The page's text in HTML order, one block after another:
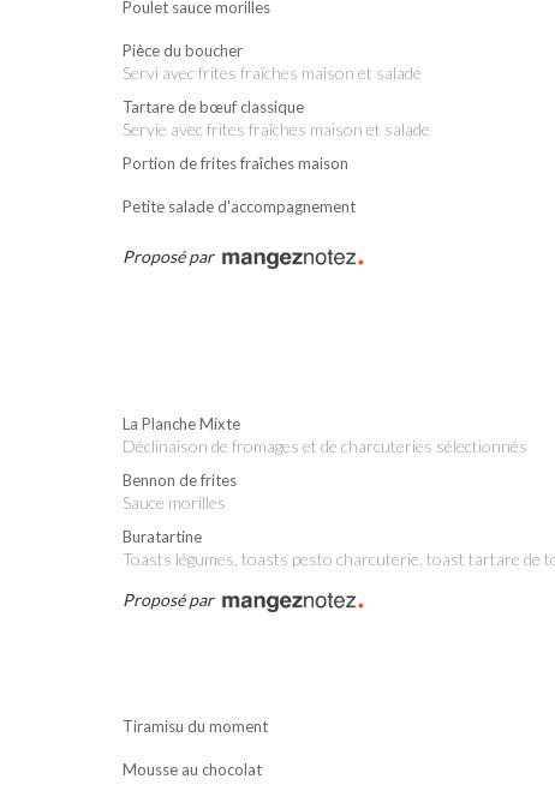
Poulet sauce morilles
Pièce du boucher
Servi avec frites fraîches maison et salade
Tartare de bœuf classique
Servie avec frites fraîches maison et salade
Portion de frites fraîches maison
Petite salade d'accompagnement
Proposé par
La Planche Mixte
déclinaison de fromages et de charcuteries sélectionnés
Bennon de frites
sauce morilles
Buratartine
Toasts légumes, toasts pesto charcuterie, toast tartare de
Proposé par
Tiramisu du moment
Mousse au chocolat